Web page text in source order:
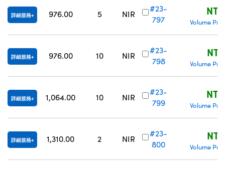
詳細規格 976.00 5 NIR
#23-
797
Volume
詳細規格 976.00 10 NIR
#23-
798
Volume
詳細規格 1,064.00 10 NIR
#23-
799
Volume
詳細規格 1,310.00 2 NIR
#23-
800
Volume